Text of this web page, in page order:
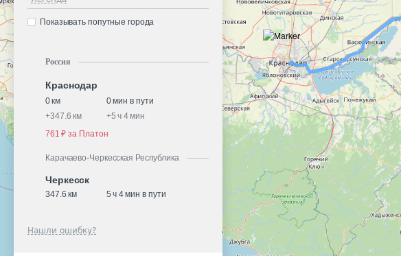
Показывать попутные города
Россия
Краснодар
0 км
0 мин в пути
+347.6 км +5 ч 4 мин
761 ₽ за Платон
Карачаево-Черкесская Республика
Черкесск
347.6 км 5 ч 4 мин в пути
Нашли ошибку?